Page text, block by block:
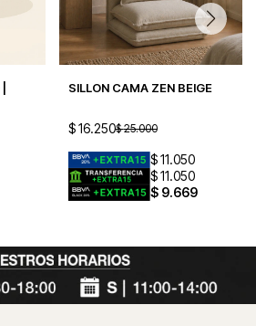
SILLON CAMA ZEN BEIGE
$ 16.250$ 25.000
$ 11.050
$ 11.050
$ 9.669